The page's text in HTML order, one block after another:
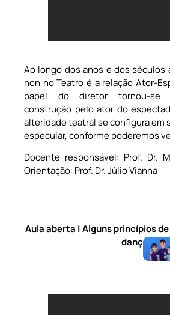
Ao longo dos anos e dos séculos
non no Teatro é a relação Ator-
papel do diretor tornou-se
construção pelo ator do
alteridade teatral se configura em
especular, conforme poderemos
Docente responsável: Prof. Dr.
Orientação: Prof. Dr. Júlio Vianna
Aula aberta | Alguns princípios
dança